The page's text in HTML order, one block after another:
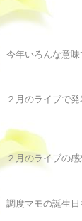
今年いろんな意味
２月のライブで
２月のライブの
調度マモの誕生